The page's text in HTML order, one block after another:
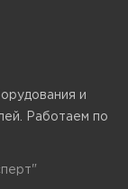
и
Работаем по